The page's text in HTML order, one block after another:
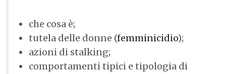
che cosa è;
tutela delle donne (femminicidio);
azioni di stalking;
comportamenti tipici e tipologia di